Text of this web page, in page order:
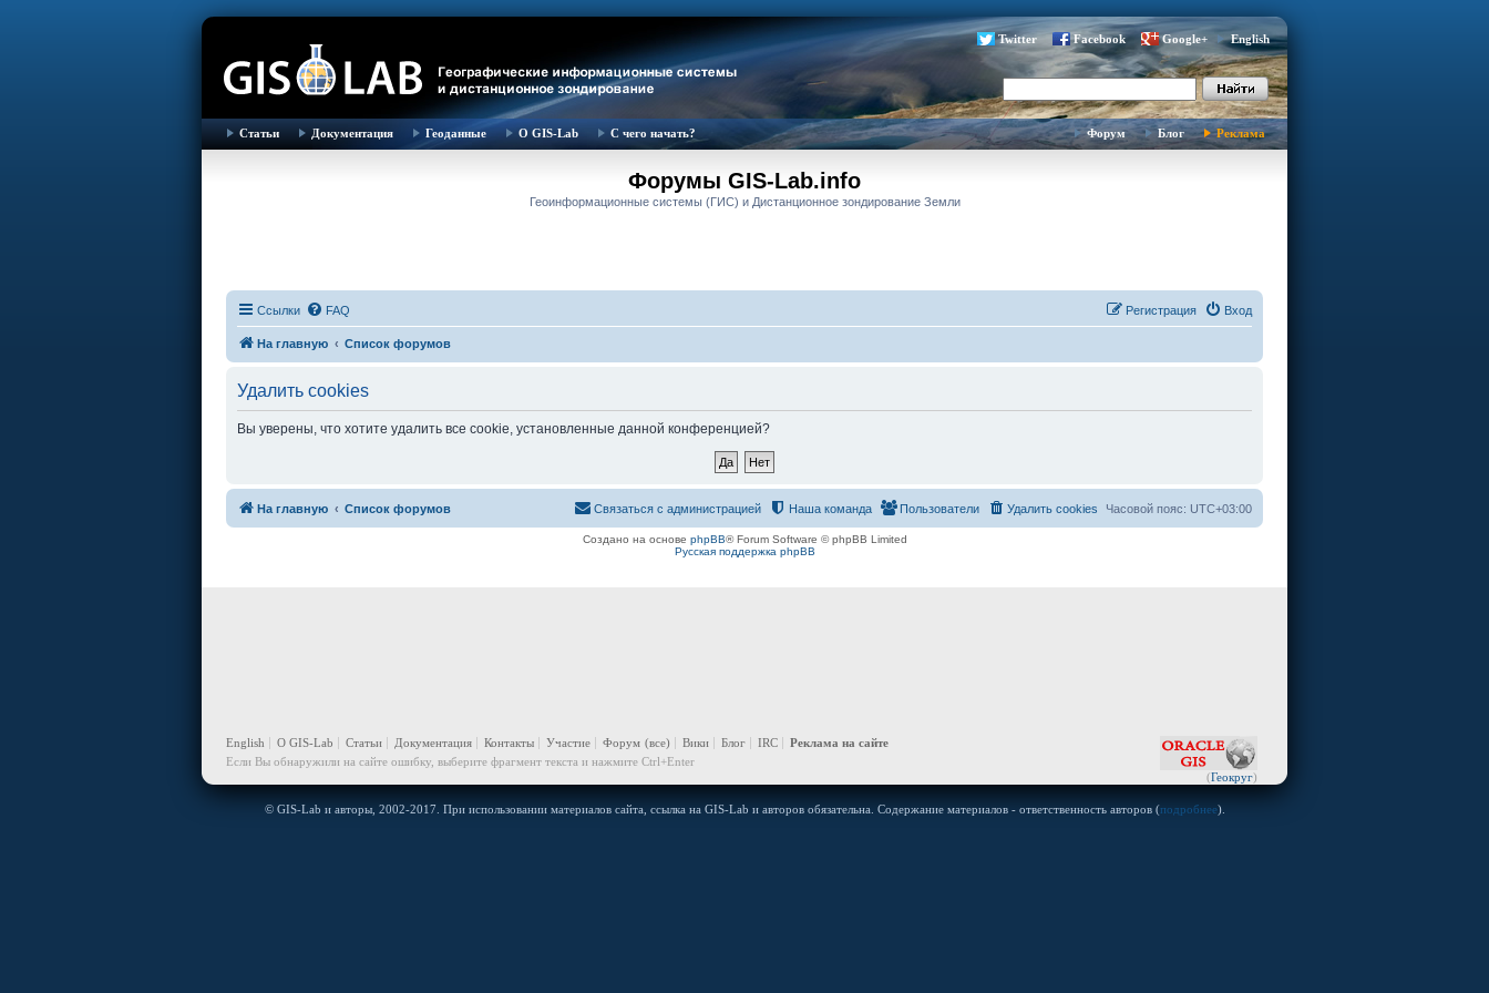
Twitter Facebook Google+ English
Статьи Документация Геоданные О GIS-Lab С чего начать? Форум Блог Реклама
Форумы GIS-Lab.info
Геоинформационные системы (ГИС) и Дистанционное зондирование Земли
Ссылки FAQ Вход
Регистрация
На главную Список форумов
Удалить cookies
Вы уверены, что хотите удалить все cookie, установленные данной конференцией?
На главную Список форумов Часовой пояс: UTC+03:00
Удалить cookies
Пользователи
Наша команда
Связаться с администрацией
Создано на основе phpBB® Forum Software © phpBB Limited
Русская поддержка phpBB
(Геокруг)
English О GIS-Lab Статьи Документация Контакты Участие Форум (все) Вики Блог IRC
Реклама на сайте
Если Вы обнаружили на сайте ошибку, выберите фрагмент текста и нажмите Ctrl+Enter
© GIS-Lab и авторы, 2002-2017. При использовании материалов сайта, ссылка на GIS-Lab и авторов обязательна. Содержание материалов - ответственность авторов (подробнее).